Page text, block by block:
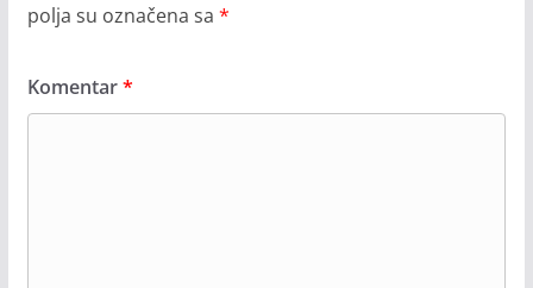
polja su označena sa *
Komentar*